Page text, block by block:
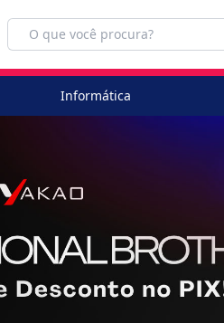
Informática